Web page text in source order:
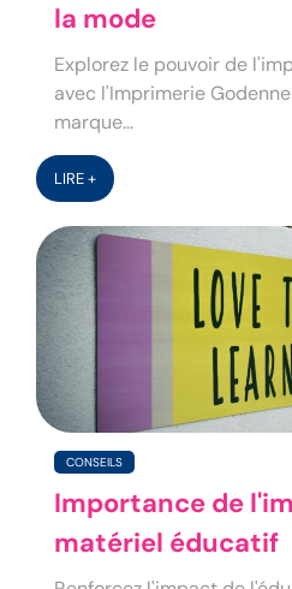
la mode
Explorez le pouvoir de
avec l'Imprimerie
marque...
LIRE +
CONSEILS
Importance de
matériel éducatif